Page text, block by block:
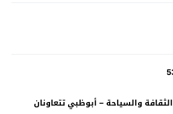
والسياحة – أبوظبي تتعاونان